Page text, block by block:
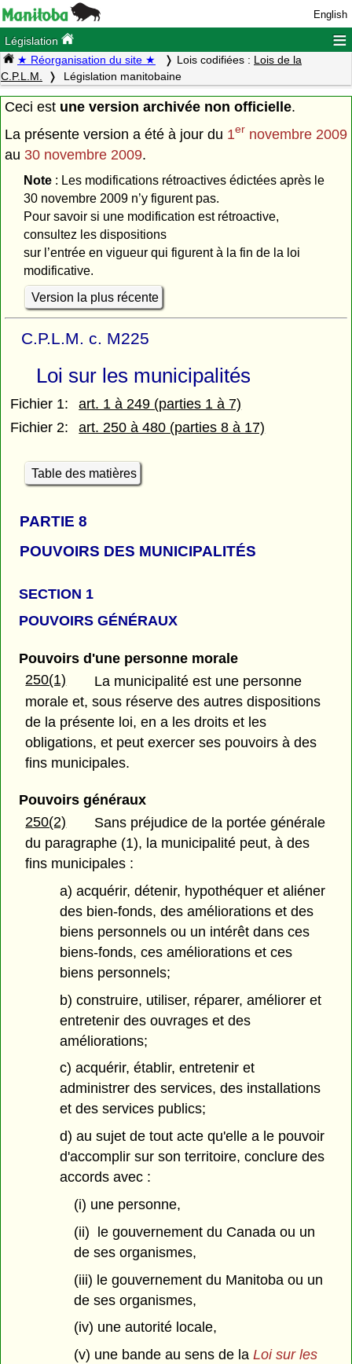
English
Législation ≡
★ Réorganisation du site ★ Lois codifiées : Lois de la
C.P.L.M.
Législation manitobaine
Ceci est une version archivée non officielle.
La présente version a été à jour du 1er novembre 2009
au 30 novembre 2009.
Note: Les modifications rétroactives édictées après le
30 novembre 2009 n’y figurent pas.
Pour savoir si une modification est rétroactive,
consultez les dispositions
sur l’entrée en vigueur qui figurent à la fin de la loi
modificative.
Version la plus récente
C.P.L.M. c. M225
Loi sur les municipalités
Fichier 1:
art. 1 à 249 (parties 1 à 7)
Fichier 2:
art. 250 à 480 (parties 8 à 17)
Table des matières
PARTIE 8
POUVOIRS DES MUNICIPALITÉS
SECTION 1
POUVOIRS GÉNÉRAUX
Pouvoirs d'une personne morale
250(1)
La municipalité est une personne
morale et, sous réserve des autres dispositions
de la présente loi, en a les droits et les
obligations, et peut exercer ses pouvoirs à des
fins municipales.
Pouvoirs généraux
250(2)
Sans préjudice de la portée générale
du paragraphe (1), la municipalité peut, à des
fins municipales :
a) acquérir, détenir, hypothéquer et aliéner
des bien-fonds, des améliorations et des
biens personnels ou un intérêt dans ces
biens-fonds, ces améliorations et ces
biens personnels;
b) construire, utiliser, réparer, améliorer et
entretenir des ouvrages et des
améliorations;
c) acquérir, établir, entretenir et
administrer des services, des installations
et des services publics;
d) au sujet de tout acte qu'elle a le pouvoir
d'accomplir sur son territoire, conclure des
accords avec :
(i) une personne,
(ii) le gouvernement du Canada ou un
de ses organismes,
(iii) le gouvernement du Manitoba ou un
de ses organismes,
(iv) une autorité locale,
(v) une bande au sens de la Loi sur les